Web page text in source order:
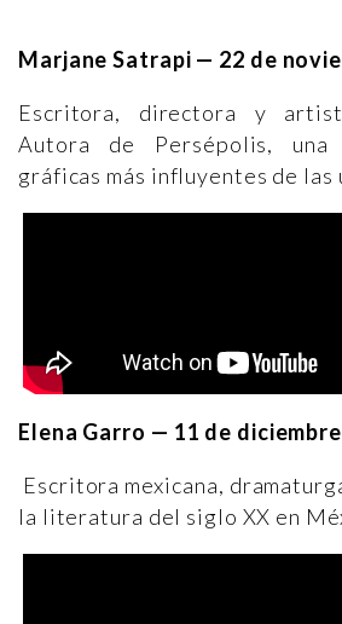
Marjane Satrapi — 22 de
Escritora, directora y
Autora de Persépolis,
gráficas más influyentes de las
Elena Garro — 11 de
Escritora mexicana,
la literatura del siglo XX en